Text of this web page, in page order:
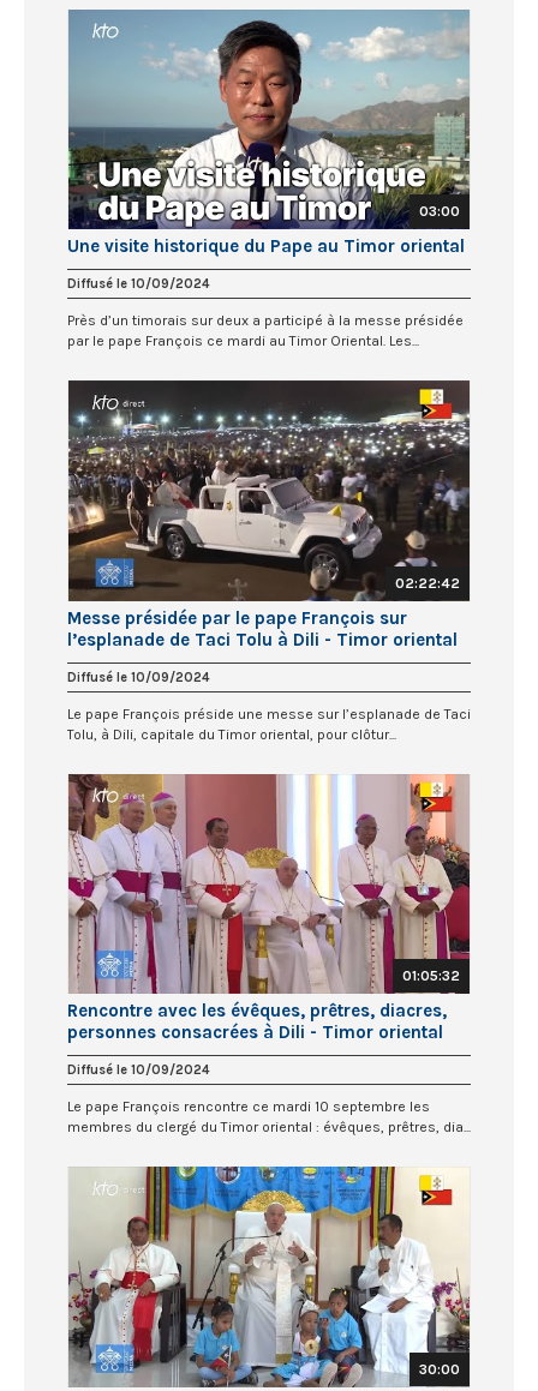
03:00
Une visite historique du Pape au Timor oriental
Diffusé le 10/09/2024
Près d’un timorais sur deux a participé à la messe présidée
par le pape François ce mardi au Timor Oriental. Les...
02:22:42
Messe présidée par le pape François sur
l’esplanade de Taci Tolu à Dili - Timor oriental
Diffusé le 10/09/2024
Le pape François préside une messe sur l’esplanade de Taci
Tolu, à Dili, capitale du Timor oriental, pour clôtur...
01:05:32
Rencontre avec les évêques, prêtres, diacres,
personnes consacrées à Dili - Timor oriental
Diffusé le 10/09/2024
Le pape François rencontre ce mardi 10 septembre les
membres du clergé du Timor oriental : évêques, prêtres, dia...
30:00